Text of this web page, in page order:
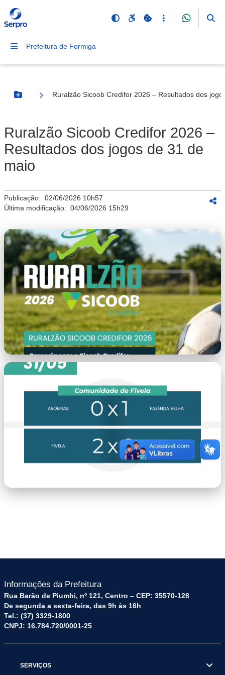
Prefeitura de Formiga
Botão Menu
Ruralzão Sicoob Credifor 2026 – Resultados dos
Ruralzão Sicoob Credifor 2026 –
Resultados dos jogos de 31 de
maio
Publicação: 02/06/2026 10h57
Última modificação: 04/06/2026 15h29
capa.png
Informações da Prefeitura
Rua Barão de Piumhi, nº 121, Centro – CEP: 35570-128
De segunda a sexta-feira, das 9h às 16h
Tel.: (37) 3329-1800
CNPJ: 16.784.720/0001-25
SERVIÇOS